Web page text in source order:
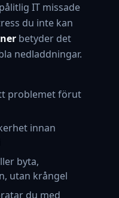
IT missade
du inte kan
betyder det
nedladdningar.
problemet förut
innan
byta,
utan krångel
du med